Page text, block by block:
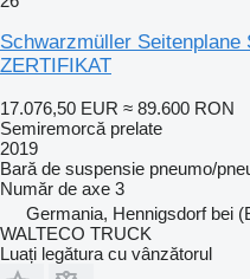
Schwarzmüller Seitenplane
ZERTIFIKAT
17.076,50 EUR ≈ 89.600 RON
Semiremorcă prelate
2019
Bară de suspensie pneumo/
Număr de axe 3
Germania, Hennigsdorf bei
WALTECO TRUCK
Luați legătura cu vânzătorul